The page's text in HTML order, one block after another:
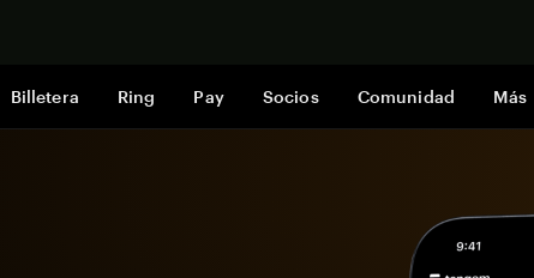
Billetera Ring Pay Socios Comunidad Más